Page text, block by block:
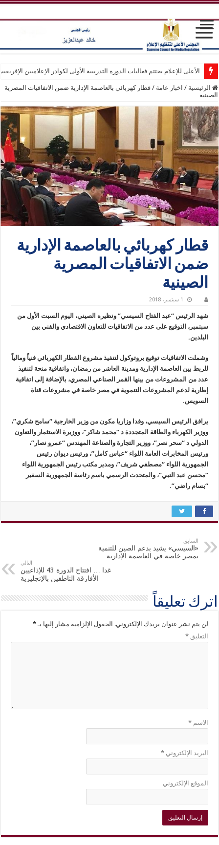
الأعلى للإعلام يختتم فعاليات الدورة التدريبية الأولى لكوادر الإعلاميين
الرئيسية / اخبار عامة / قطار كهربائي بالعاصمة الإدارية ضمن الاتفاقيات المصرية
الصينية
قطار كهربائي بالعاصمة الإدارية
ضمن الاتفاقيات المصرية
الصينية
1 سبتمبر، 2018
شهد الرئيس “عبد الفتاح السيسي” ونظيره الصيني، اليوم السبت الأول من
سبتمبر، التوقيع على عدد من الاتفاقيات للتعاون الاقتصادي والفني بين
البلدين.
وشملت الاتفاقيات توقيع بروتوكول لتنفيذ مشروع القطار الكهربائي فنياً ومالياً
للربط بين العاصمة الإدارية ومدينة العاشر من رمضان، واتفاقية منحة لتنفيذ
عدد من المشروعات من بينها القمر الصناعي المصري، بالإضافة إلى اتفاقية
إطارية لدعم المشروعات التنموية في مصر خاصة في مشروعات قناة
السويس.
يرافق الرئيس السيسي، وفدا وزاريا مكون من وزير الخارجية “سامح شكري”،
ووزير الكهرباء والطاقة المتجددة د “محمد شاكر”، ووزيرة الاستثمار والتعاون
الدولي د “سحر نصر”، ووزير التجارة والصناعة المهندس “عمرو نصار”،
ورئيس المخابرات العامة اللواء “عباس كامل”، ورئيس ديوان رئيس
الجمهورية اللواء “مصطفي شريف”، ومدير مكتب رئيس الجمهورية اللواء
“محسن عبد النبي”، والمتحدث الرسمي باسم رئاسة الجمهورية السفير
“بسام راضي”.
السابق
«السيسي» يشيد بدعم الصين للتنمية
بمصر خاصة في العاصمة الإدارية
التالي
غدا … افتتاح الدورة 43 للإذاعيين
الأفارقة الناطقين بالإنجليزية
اترك تعليقاً
لن يتم نشر عنوان بريدك الإلكتروني. الحقول الإلزامية مشار إليها بـ*
التعليق*
الاسم*
البريد الإلكتروني*
الموقع الإلكتروني